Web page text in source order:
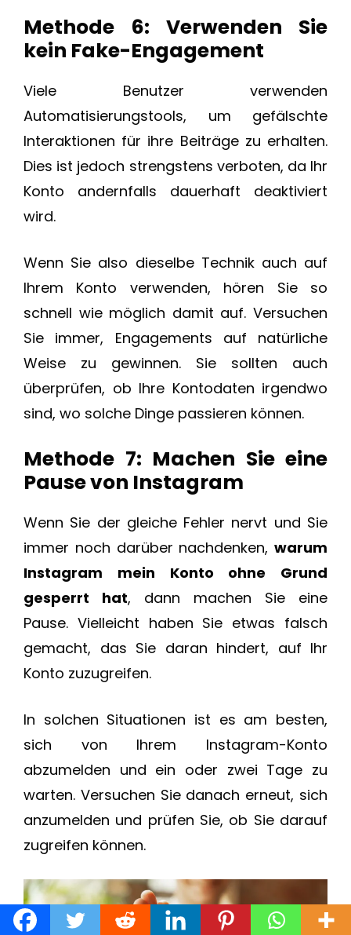
Methode 6: Verwenden Sie
kein Fake-Engagement
Viele Benutzer verwenden
Automatisierungstools, um gefälschte
Interaktionen für ihre Beiträge zu erhalten.
Dies ist jedoch strengstens verboten, da Ihr
Konto andernfalls dauerhaft deaktiviert
wird.
Wenn Sie also dieselbe Technik auch auf
Ihrem Konto verwenden, hören Sie so
schnell wie möglich damit auf. Versuchen
Sie immer, Engagements auf natürliche
Weise zu gewinnen. Sie sollten auch
überprüfen, ob Ihre Kontodaten irgendwo
sind, wo solche Dinge passieren können.
Methode 7: Machen Sie eine
Pause von Instagram
Wenn Sie der gleiche Fehler nervt und Sie
immer noch darüber nachdenken, warum
Instagram mein Konto ohne Grund
gesperrt hat, dann machen Sie eine
Pause. Vielleicht haben Sie etwas falsch
gemacht, das Sie daran hindert, auf Ihr
Konto zuzugreifen.
In solchen Situationen ist es am besten,
sich von Ihrem Instagram-Konto
abzumelden und ein oder zwei Tage zu
warten. Versuchen Sie danach erneut, sich
anzumelden und prüfen Sie, ob Sie darauf
zugreifen können.